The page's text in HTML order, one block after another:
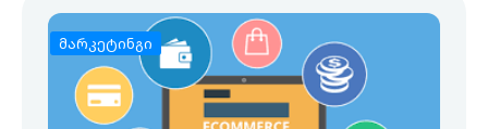
მარკეტინგი